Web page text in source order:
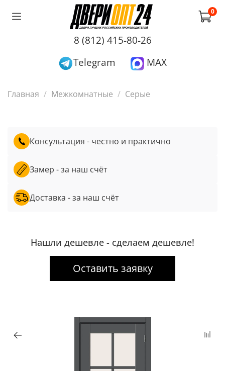
0
8 (812) 415-80-26
Telegram
MAX
Главная Межкомнатные Серые
Консультация - честно и практично
Замер - за наш счёт
Доставка - за наш счёт
Нашли дешевле - сделаем дешевле!
Оставить заявку